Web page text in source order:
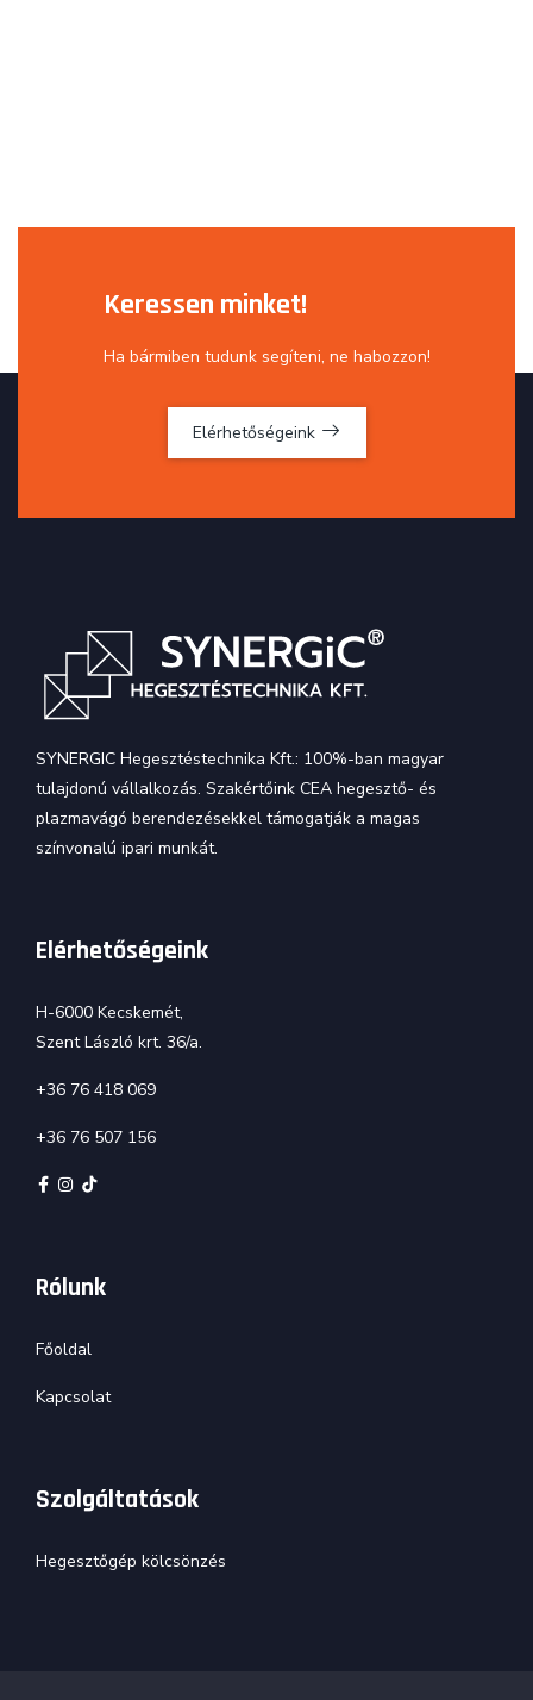
Keressen minket!
Ha bármiben tudunk segíteni, ne habozzon!
Elérhetőségeink
SYNERGIC Hegesztéstechnika Kft.: 100%-ban magyar
tulajdonú vállalkozás. Szakértőink CEA hegesztő- és
plazmavágó berendezésekkel támogatják a magas
színvonalú ipari munkát.
Elérhetőségeink
H-6000 Kecskemét,
Szent László krt. 36/a.
+36 76 418 069
+36 76 507 156
Rólunk
Főoldal
Kapcsolat
Szolgáltatások
Hegesztőgép kölcsönzés